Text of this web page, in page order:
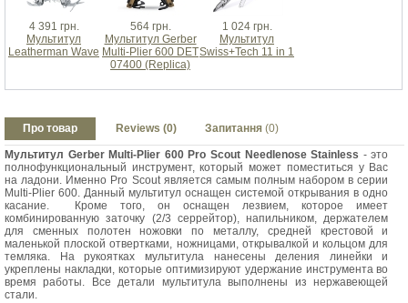
4 391 грн.
Мультитул
Leatherman Wave
564 грн.
Мультитул Gerber
Multi-Plier 600 DET
07400 (Replica)
1 024 грн.
Мультитул
Swiss+Tech 11 in 1
Про товар Reviews (0) Запитання (0)
Мультитул Gerber Multi-Plier 600 Pro Scout Needlenose Stainless - это
полнофункциональный инструмент, который может поместиться у Вас
на ладони. Именно Pro Scout является самым полным набором в серии
Multi-Plier 600. Данный мультитул оснащен системой открывания в одно
касание. Кроме того, он оснащен лезвием, которое имеет
комбинированную заточку (2/3 серрейтор), напильником, держателем
для сменных полотен ножовки по металлу, средней крестовой и
маленькой плоской отвертками, ножницами, открывалкой и кольцом для
темляка. На рукоятках мультитула нанесены деления линейки и
укреплены накладки, которые оптимизируют удержание инструмента во
время работы. Все детали мультитула выполнены из нержавеющей
стали.